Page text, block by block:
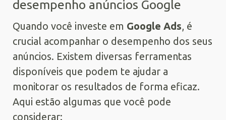
desempenho anúncios Google
Quando você investe em Google Ads, é
crucial acompanhar o desempenho dos seus
anúncios. Existem diversas ferramentas
disponíveis que podem te ajudar a
monitorar os resultados de forma eficaz.
Aqui estão algumas que você pode
considerar: